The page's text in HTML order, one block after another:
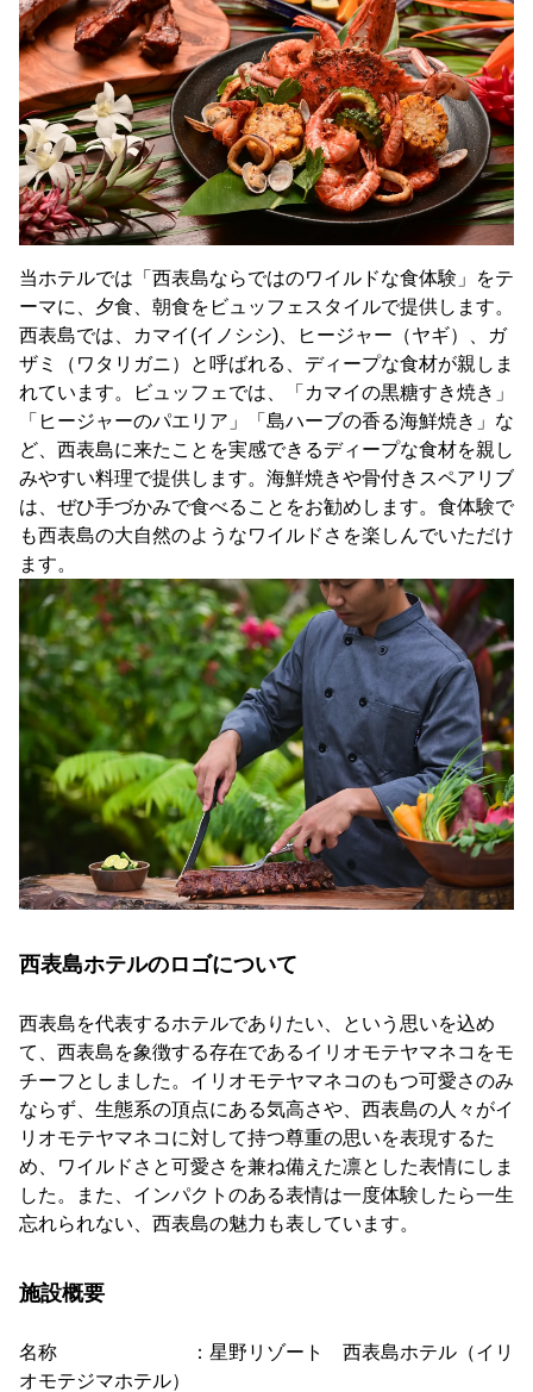
当ホテルでは「西表島ならではのワイルドな食体験」をテ
ーマに、夕食、朝食をビュッフェスタイルで提供します。
西表島では、カマイ(イノシシ)、ヒージャー（ヤギ）、ガ
ザミ（ワタリガニ）と呼ばれる、ディープな食材が親しま
れています。ビュッフェでは、「カマイの黒糖すき焼き」
「ヒージャーのパエリア」「島ハーブの香る海鮮焼き」な
ど、西表島に来たことを実感できるディープな食材を親し
みやすい料理で提供します。海鮮焼きや骨付きスペアリブ
は、ぜひ手づかみで食べることをお勧めします。食体験で
も西表島の大自然のようなワイルドさを楽しんでいただけ
ます。
西表島ホテルのロゴについて
西表島を代表するホテルでありたい、という思いを込め
て、西表島を象徴する存在であるイリオモテヤマネコをモ
チーフとしました。イリオモテヤマネコのもつ可愛さのみ
ならず、生態系の頂点にある気高さや、西表島の人々がイ
リオモテヤマネコに対して持つ尊重の思いを表現するた
め、ワイルドさと可愛さを兼ね備えた凛とした表情にしま
した。また、インパクトのある表情は一度体験したら一生
忘れられない、西表島の魅力も表しています。
施設概要
名称 ：星野リゾート 西表島ホテル（イリ
オモテジマホテル）